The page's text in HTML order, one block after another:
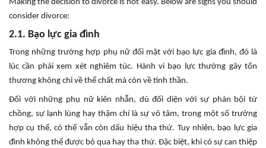
Making the decision to divorce is not easy. Below are signs you should
consider divorce:
2.1. Bạo lực gia đình
Trong những trường hợp phụ nữ đối mặt với bạo lực gia đình, đó là
lúc cần phải xem xét nghiêm túc. Hành vi bạo lực thường gây tổn
thương không chỉ về thể chất mà còn về tinh thần.
Đối với những phụ nữ kiên nhẫn, dù đối diện với sự phản bội từ
chồng, sự lạnh lùng hay thậm chí là sự vô tâm, trong một số trường
hợp cụ thể, có thể vẫn còn dấu hiệu tha thứ. Tuy nhiên, bạo lực gia
đình không thể được bỏ qua hay tha thứ. Đặc biệt, khi có sự can thiệp